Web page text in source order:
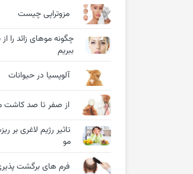
مزوتراپی چیست
چگونه موهای زائد را
ببریم
آلوپسیا در حیوانات
از صفر تا صد کاشت
تاثیر رژیم لاغری بر
مو
فرم های برگشت